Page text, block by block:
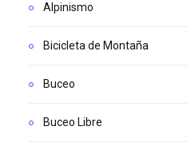
Alpinismo
Bicicleta de Montaña
Buceo
Buceo Libre